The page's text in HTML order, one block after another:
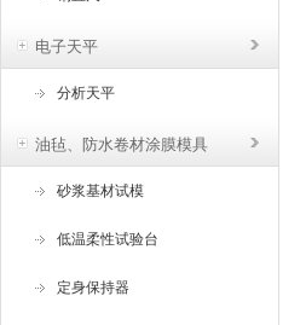
电子天平
分析天平
油毡、防水卷材涂膜模具
砂浆基材试模
低温柔性试验台
定身保持器